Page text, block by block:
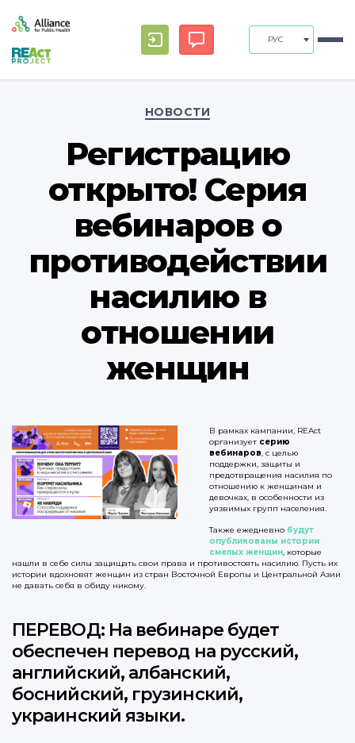
РУС
НОВОСТИ
Регистрацию
открыто! Серия
вебинаров о
противодействии
насилию в
отношении
женщин
В рамках кампании, REAct
организует серию
вебинаров, с целью
поддержки, защиты и
предотвращения насилия по
отношению к женщинам и
девочках, в особенности из
уязвимых групп населения.
Также ежедневно будут
опубликованы истории
смелых женщин, которые
нашли в себе силы защищать свои права и противостоять насилию. Пусть их
истории вдохновят женщин из стран Восточной Европы и Центральной Азии
не давать себя в обиду никому.
ПЕРЕВОД: На вебинаре будет
обеспечен перевод на руcский,
английский, албанский,
боснийский, грузинский,
украинский языки.